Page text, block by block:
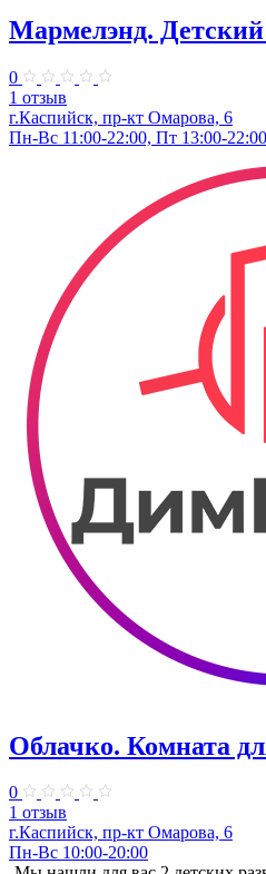
Мармелэнд. Детский
0
1 отзыв
г.Каспийск, пр-кт Омарова, 6
Пн-Вс 11:00-22:00, Пт 13:00-22:00
Облачко. Комната
0
1 отзыв
г.Каспийск, пр-кт Омарова, 6
Пн-Вс 10:00-20:00